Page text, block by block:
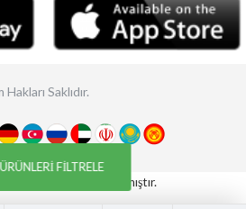
Saklıdır.
İle Hazırlanmıştır.
ÜRÜNLERI FILTRELE